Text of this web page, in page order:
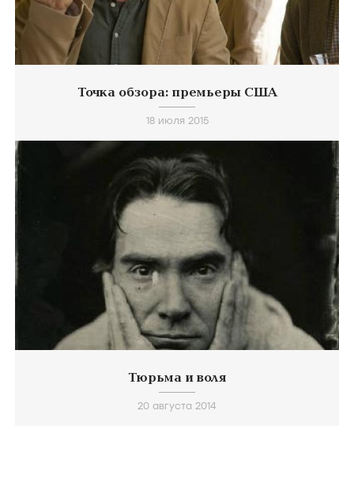
Точка обзора: премьеры США
18 июля 2015
Тюрьма и воля
20 августа 2014